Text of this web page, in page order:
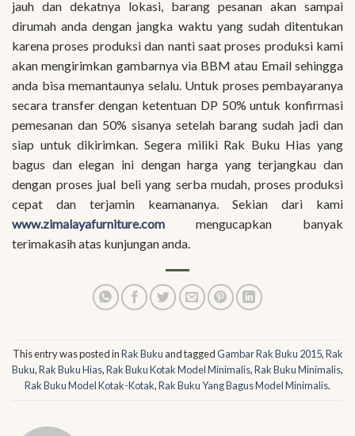
jauh dan dekatnya lokasi, barang pesanan akan sampai
dirumah anda dengan jangka waktu yang sudah ditentukan
karena proses produksi dan nanti saat proses produksi kami
akan mengirimkan gambarnya via BBM atau Email sehingga
anda bisa memantaunya selalu. Untuk proses pembayaranya
secara transfer dengan ketentuan DP 50% untuk konfirmasi
pemesanan dan 50% sisanya setelah barang sudah jadi dan
siap untuk dikirimkan. Segera miliki Rak Buku Hias yang
bagus dan elegan ini dengan harga yang terjangkau dan
dengan proses jual beli yang serba mudah, proses produksi
cepat dan terjamin keamananya. Sekian dari kami
www.zimalayafurniture.com mengucapkan banyak
terimakasih atas kunjungan anda.
This entry was posted inRak Buku and taggedGambar Rak Buku 2015,Rak
Buku,Rak Buku Hias,Rak Buku Kotak Model Minimalis,Rak Buku Minimalis,
Rak Buku Model Kotak-Kotak,Rak Buku Yang Bagus Model Minimalis.